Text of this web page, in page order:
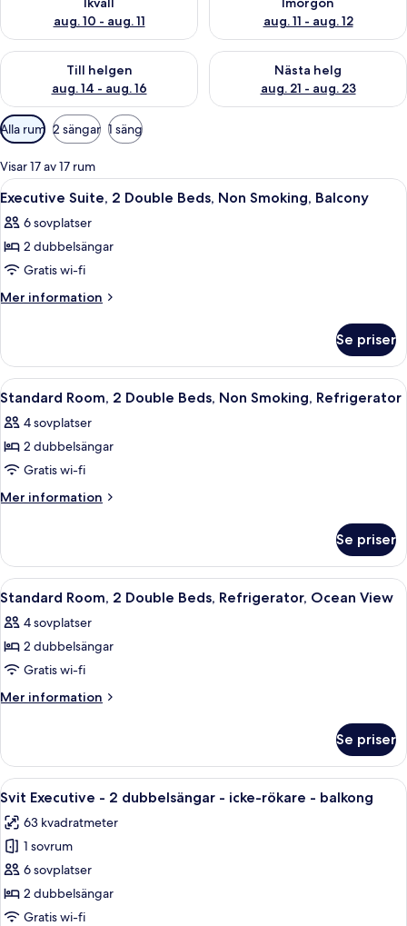
aug. 10 - aug. 11
aug. 11 - aug. 12
Till helgen
aug. 14 - aug. 16
Kontrollera tillgängligheten för den här helgen aug. 14 - aug.
Nästa helg
aug. 21 - aug. 23
Kontrollera tillgängligheten
Tillgängliga
filter
för
rum
Alla rum 2 sängar 1 säng
Visar 17 av 17 rum
Öppna
alla
foton
för
Executive
Suite,
Beds,
Non
Smoking,
Balcony
Ett hotellrum med två sängar, ett
5
Executive Suite, 2 Double Beds, Non Smoking, Balcony
6 sovplatser
2 dubbelsängar
Gratis wi-fi
Mer information
Mer
Suite,
Double
Non
Smoking,
Se priser
Öppna
alla
foton
för
Standard
Room,
Beds,
Non
Smoking,
Refrigerator
Ett hotellrum med två sängar, ett
6
Standard Room, 2 Double Beds, Non Smoking, Refrigerator
4 sovplatser
2 dubbelsängar
Gratis wi-fi
Mer information
Mer
Room,
Double
Non
Smoking,
Se priser
Öppna
alla
foton
för
Standard
Room,
Beds,
Refrigerator,
Ocean
View
Ett hotellrum med två sängar, ett
7
Standard Room, 2 Double Beds, Refrigerator, Ocean View
4 sovplatser
2 dubbelsängar
Gratis wi-fi
Mer information
Mer
Room,
Double
Refrigerator,
Ocean
View
Se priser
Öppna
alla
foton
för
Svit
Executive
-
Ett hotellrum med två sängar, ett
7
Svit Executive - 2 dubbelsängar - icke-rökare - balkong
63 kvadratmeter
1 sovrum
6 sovplatser
2 dubbelsängar
Gratis wi-fi